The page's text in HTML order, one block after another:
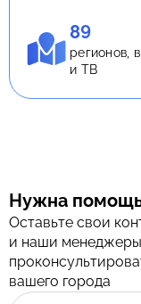
89
регионов,
и ТВ
Нужна
Оставьте свои
и наши
вашего города